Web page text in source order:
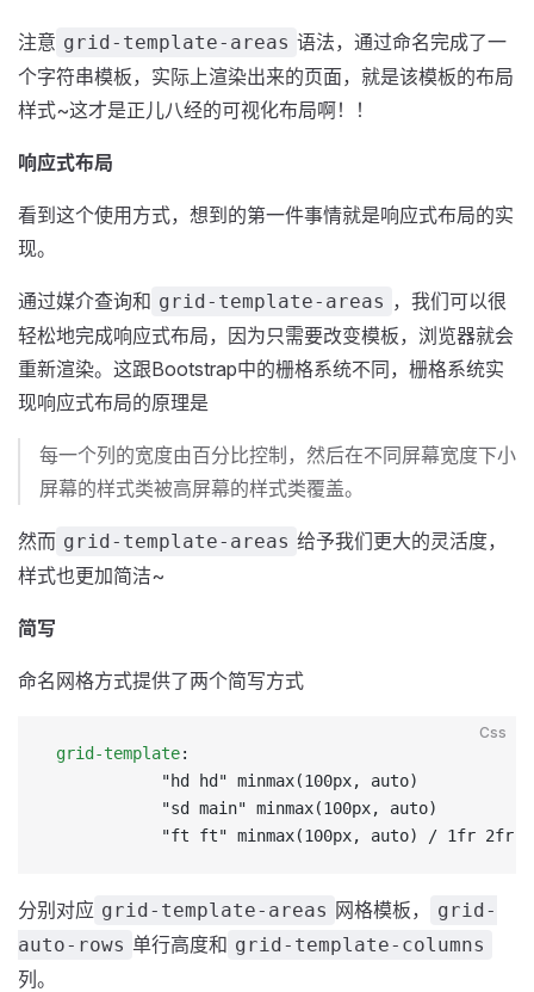
注意 grid-template-areas 语法，通过命名完成了一
个字符串模板，实际上渲染出来的页面，就是该模板的布局
样式~这才是正儿八经的可视化布局啊！！
响应式布局
看到这个使用方式，想到的第一件事情就是响应式布局的实
现。
通过媒介查询和 grid-template-areas ，我们可以很
轻松地完成响应式布局，因为只需要改变模板，浏览器就会
重新渲染。这跟Bootstrap中的栅格系统不同，栅格系统实
现响应式布局的原理是
每一个列的宽度由百分比控制，然后在不同屏幕宽度下小
屏幕的样式类被高屏幕的样式类覆盖。
然而 grid-template-areas 给予我们更大的灵活度，
样式也更加简洁~
简写
命名网格方式提供了两个简写方式
Css
grid-template:
            "hd hd" minmax(100px, auto)
            "sd main" minmax(100px, auto)
            "ft ft" minmax(100px, auto) / 1fr 2fr
分别对应 grid-template-areas 网格模板，
grid-
auto-rows 单行高度和 grid-template-columns
列。